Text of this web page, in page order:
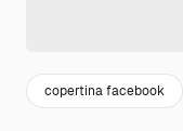
copertina facebook